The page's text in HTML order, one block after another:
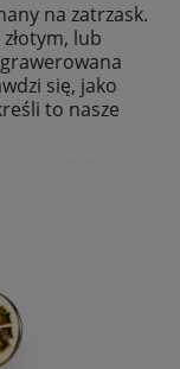
na zatrzask.
lub
się, jako
to nasze